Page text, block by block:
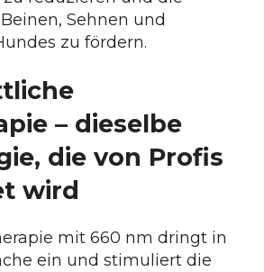
Sehnen und
zu fördern.
– dieselbe
die von Profis
wird
mit 660 nm dringt in
ein und stimuliert die